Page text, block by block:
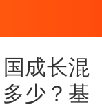
成长混
少？基